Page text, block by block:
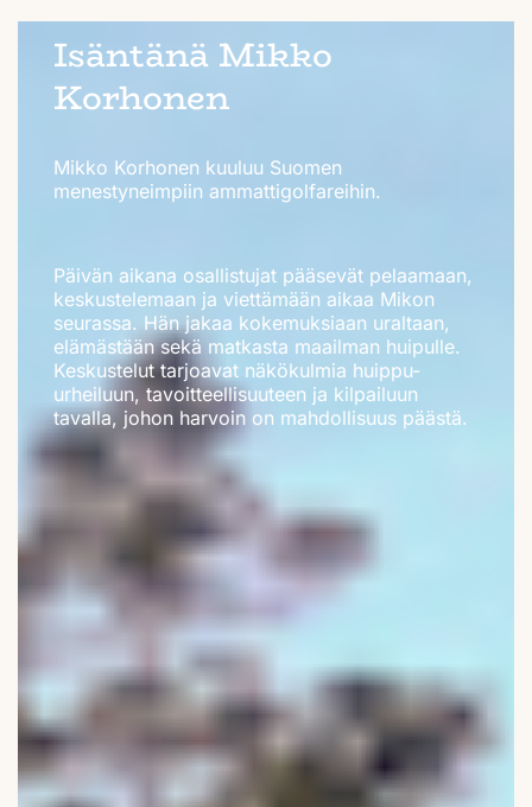
Isäntänä Mikko
Korhonen
Mikko Korhonen kuuluu Suomen
menestyneimpiin ammattigolfareihin.
Päivän aikana osallistujat pääsevät pelaamaan,
keskustelemaan ja viettämään aikaa Mikon
seurassa. Hän jakaa kokemuksiaan uraltaan,
elämästään sekä matkasta maailman huipulle.
Keskustelut tarjoavat näkökulmia huippu-
urheiluun, tavoitteellisuuteen ja kilpailuun
tavalla, johon harvoin on mahdollisuus päästä.